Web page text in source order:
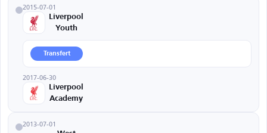
2015-07-01
Liverpool
Youth
Transfert
2017-06-30
Liverpool
Academy
2013-07-01